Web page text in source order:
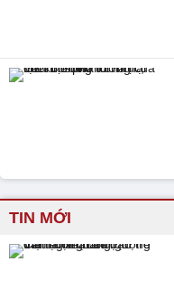
TIN MỚI